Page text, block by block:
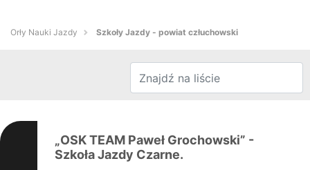
Orły Nauki Jazdy Szkoły Jazdy - powiat człuchowski
„OSK TEAM Paweł Grochowski” -
Szkoła Jazdy Czarne.